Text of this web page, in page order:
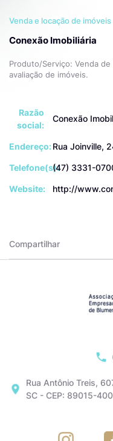
Venda e locação de imóveis
Conexão Imobiliária
Produto/Serviço: Venda de
avaliação de imóveis.
Razão
social:
Conexão
Endereço:Rua Joinville,
Telefone(s):(47) 3331-
Website: http://
Compartilhar
Rua Antônio Treis,
SC - CEP: 89015-400